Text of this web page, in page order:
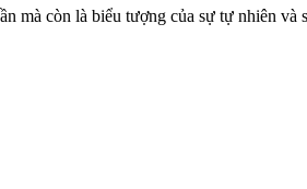
mà còn là biểu tượng của sự tự nhiên